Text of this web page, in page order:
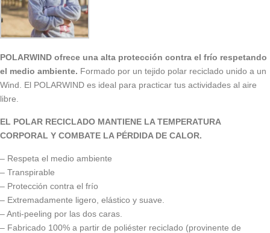
POLARWIND ofrece una alta protección contra el frío respetando
el medio ambiente. Formado por un tejido polar reciclado unido a un
Wind. El POLARWIND es ideal para practicar tus actividades al aire
libre.
EL POLAR RECICLADO MANTIENE LA TEMPERATURA
CORPORAL Y COMBATE LA PÉRDIDA DE CALOR.
– Respeta el medio ambiente
– Transpirable
– Protección contra el frío
– Extremadamente ligero, elástico y suave.
– Anti-peeling por las dos caras.
– Fabricado 100% a partir de poliéster reciclado (provinente de